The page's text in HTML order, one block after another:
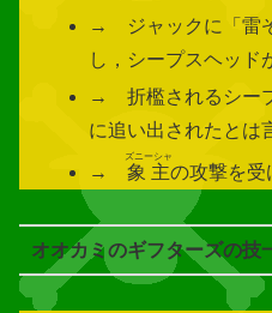
→ ジャックに「雷
し，シープスヘッド
→ 折檻されるシー
に追い出されたとは
→象主
ズニーシャ
の攻撃を受
オオカミのギフターズの技